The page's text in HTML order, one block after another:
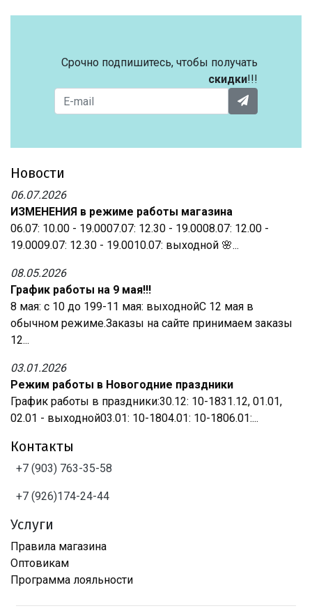
Срочно подпишитесь, чтобы получать
скидки!!!
Новости
06.07.2026
ИЗМЕНЕНИЯ в режиме работы магазина
06.07: 10.00 - 19.0007.07: 12.30 - 19.0008.07: 12.00 -
19.0009.07: 12.30 - 19.0010.07: выходной 🌸...
08.05.2026
График работы на 9 мая!!!
8 мая: с 10 до 199-11 мая: выходнойС 12 мая в
обычном режиме.Заказы на сайте принимаем заказы
12...
03.01.2026
Режим работы в Новогодние праздники
График работы в праздники:30.12: 10-1831.12, 01.01,
02.01 - выходной03.01: 10-1804.01: 10-1806.01:...
Контакты
+7 (903) 763-35-58
+7 (926)174-24-44
Услуги
Правила магазина
Оптовикам
Программа лояльности